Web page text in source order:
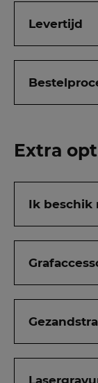
Levertijd
Extra
Ik beschik